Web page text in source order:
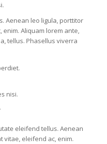
Aenean leo ligula, porttitor
Aliquam lorem ante,
tellus. Phasellus viverra
nisi.
eleifend tellus. Aenean
vitae, eleifend ac, enim.